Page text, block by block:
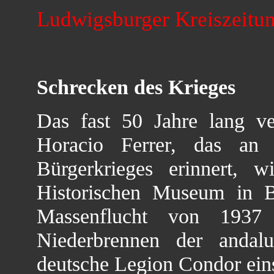
Ludwigsburger
Schrecken des Krieges
Das fast 50 Jahre lang
Horacio Ferrer, das an
Bürgerkrieges erinnert,
Historischen Museum in
Massenflucht von
Niederbrennen der
deutsche Legion Condor